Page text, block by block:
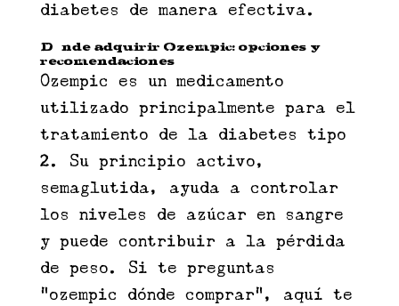
diabetes de manera efectiva.
Dónde adquirir Ozempic: opciones y
recomendaciones
Ozempic es un medicamento
utilizado principalmente para el
tratamiento de la diabetes tipo
2. Su principio activo,
semaglutida, ayuda a controlar
los niveles de azúcar en sangre
y puede contribuir a la pérdida
de peso. Si te preguntas
"ozempic dónde comprar", aquí te